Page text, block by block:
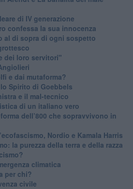
di IV generazione
confessa la sua innocenza
al di sopra di ogni sospetto
dei loro servitori"
e dai mutaforma?
Spirito di Goebbels
e il mal-tecnico
di un italiano vero
dell’800 che sopravvivono in
Nordio e Kamala Harris
la purezza della terra e della razza
climatica
per chi?
civile